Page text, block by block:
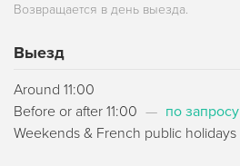
Возвращается в день выезда.
Выезд
Around 11:00
Before or after 11:00 — по запросу
Weekends & French public holidays